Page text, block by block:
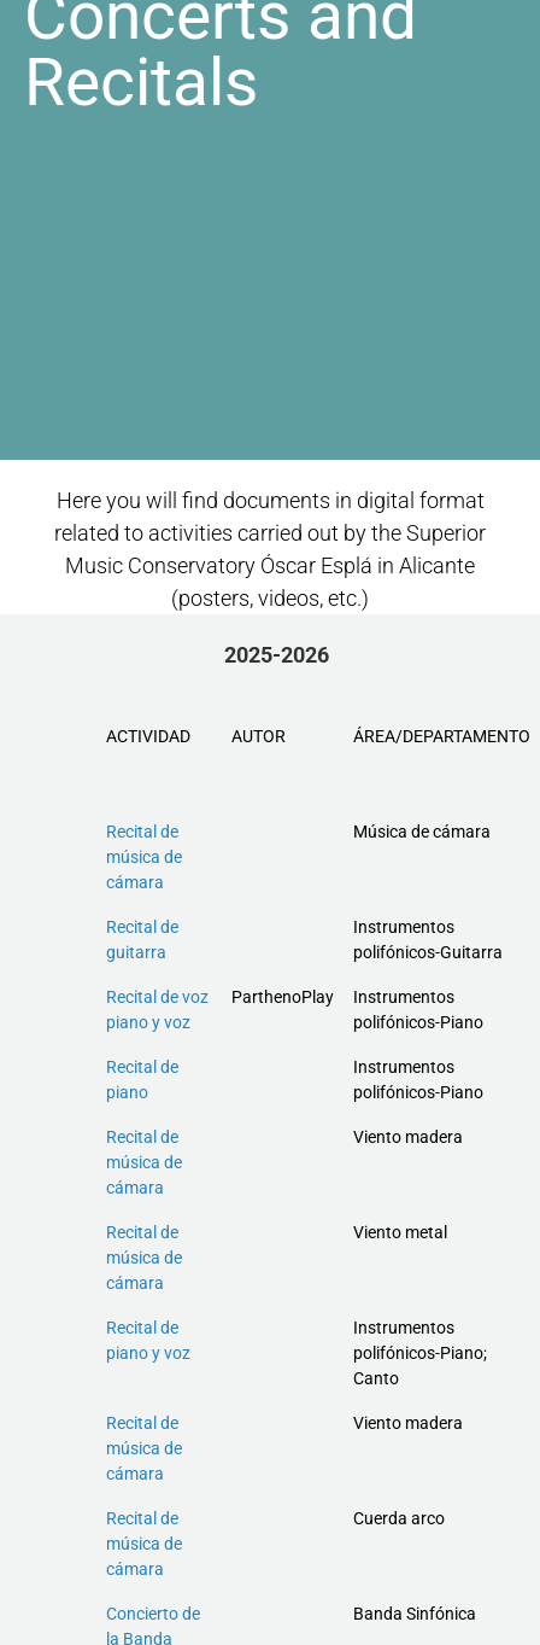
Concerts and
Recitals
Here you will find documents in digital format
related to activities carried out by the Superior
Music Conservatory Óscar Esplá in Alicante
(posters, videos, etc.)
2025-2026
ACTIVIDAD AUTOR ÁREA/DEPARTAMENTO
Recital de
música de
cámara
Música de cámara
Recital de
guitarra
Instrumentos
polifónicos-Guitarra
Recital de voz
piano y voz
ParthenoPlay
Instrumentos
polifónicos-Piano
Recital de
piano
Instrumentos
polifónicos-Piano
Recital de
música de
cámara
Viento madera
Recital de
música de
cámara
Viento metal
Recital de
piano y voz
Instrumentos
polifónicos-Piano;
Canto
Recital de
música de
cámara
Viento madera
Recital de
música de
cámara
Cuerda arco
Concierto de
la Banda
Banda Sinfónica